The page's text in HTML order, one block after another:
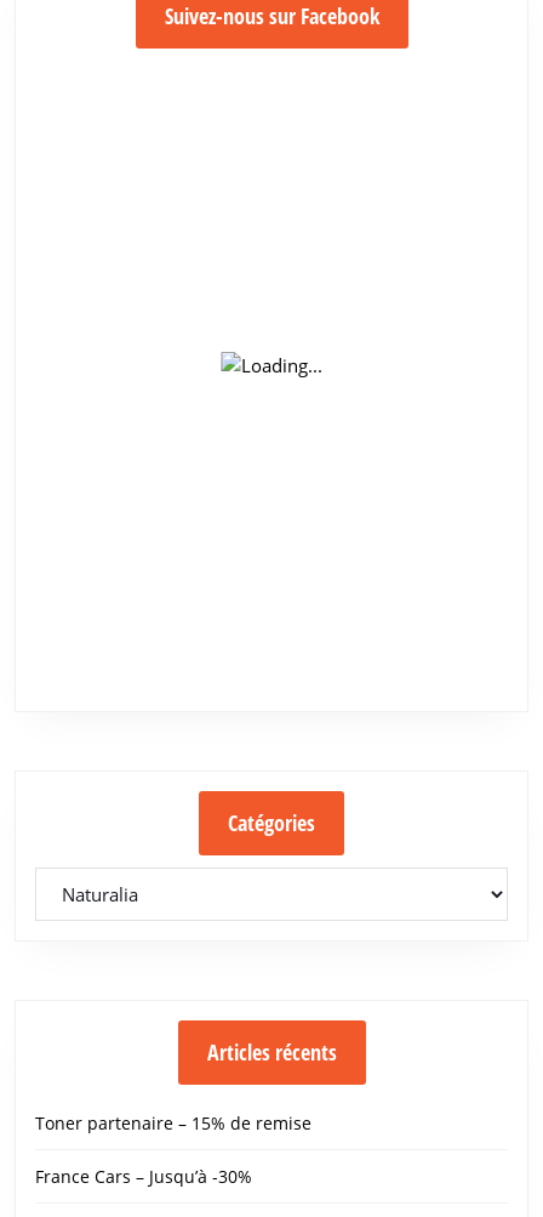
Suivez-nous sur Facebook
Catégories
Articles récents
Toner partenaire – 15% de remise
France Cars – Jusqu’à -30%